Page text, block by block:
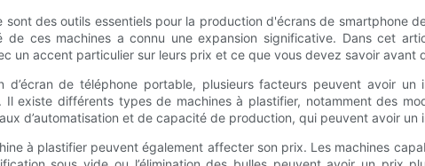
des outils essentiels pour la production d'écrans de smartphone
de ces machines a connu une expansion significative. Dans cet
un accent particulier sur leurs prix et ce que vous devez savoir avant
de téléphone portable, plusieurs facteurs peuvent avoir un
existe différents types de machines à plastifier, notamment des
d’automatisation et de capacité de production, qui peuvent avoir un
à plastifier peuvent également affecter son prix. Les machines